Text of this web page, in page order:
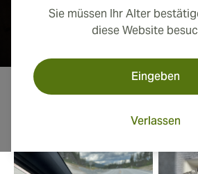
Sie müssen Ihr Alter
diese Website
Eingeben
Verlassen